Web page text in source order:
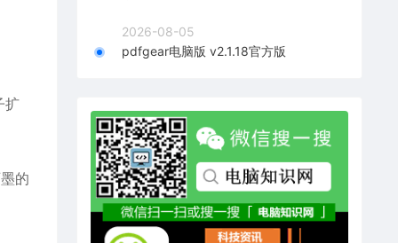
扩
的
2026-08-05
pdfgear电脑版 v2.1.18官方版